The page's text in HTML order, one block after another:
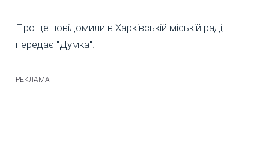
Про це повідомили в Харківській міській раді,
передає "Думка".